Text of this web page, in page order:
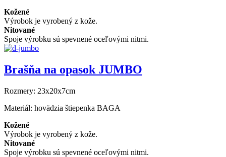
Kožené
Výrobok je vyrobený z kože.
Nitované
Spoje výrobku sú spevnené oceľovými nitmi.
Brašňa na opasok JUMBO
Rozmery: 23x20x7cm
Materiál: hovädzia štiepenka BAGA
Kožené
Výrobok je vyrobený z kože.
Nitované
Spoje výrobku sú spevnené oceľovými nitmi.